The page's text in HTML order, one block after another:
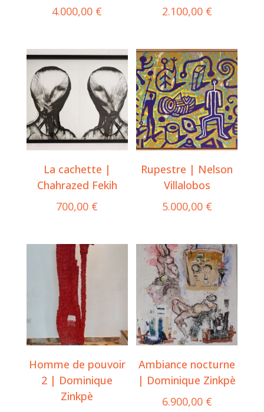
4.000,00 € 2.100,00 €
La cachette |
Chahrazed Fekih
700,00 €
Rupestre | Nelson
Villalobos
5.000,00 €
Homme de pouvoir
2 | Dominique
Zinkpè
Ambiance nocturne
| Dominique Zinkpè
6.900,00 €